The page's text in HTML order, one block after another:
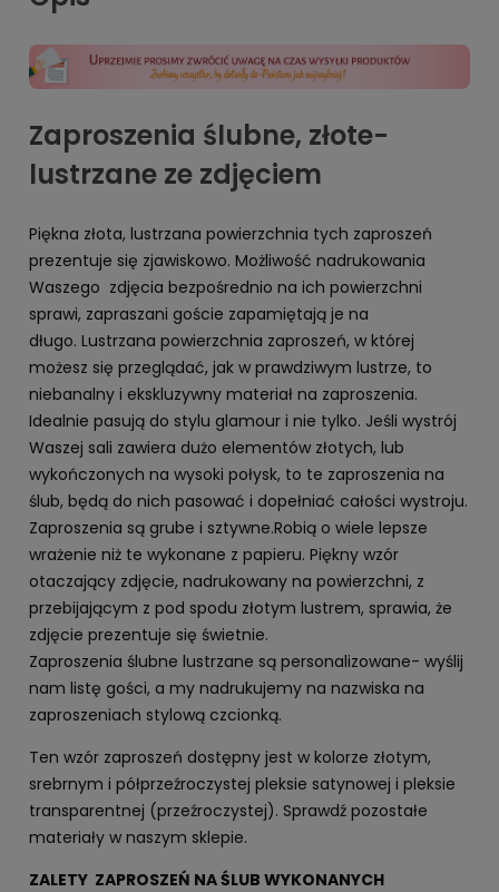
Zaproszenia ślubne, złote-
lustrzane ze zdjęciem
Piękna złota, lustrzana powierzchnia tych zaproszeń
prezentuje się zjawiskowo. Możliwość nadrukowania
Waszego zdjęcia bezpośrednio na ich powierzchni
sprawi, zapraszani goście zapamiętają je na
długo. Lustrzana powierzchnia zaproszeń, w której
możesz się przeglądać, jak w prawdziwym lustrze, to
niebanalny i ekskluzywny materiał na zaproszenia.
Idealnie pasują do stylu glamour i nie tylko. Jeśli wystrój
Waszej sali zawiera dużo elementów złotych, lub
wykończonych na wysoki połysk, to te zaproszenia na
ślub, będą do nich pasować i dopełniać całości wystroju.
Zaproszenia są grube i sztywne.Robią o wiele lepsze
wrażenie niż te wykonane z papieru. Piękny wzór
otaczający zdjęcie, nadrukowany na powierzchni, z
przebijającym z pod spodu złotym lustrem, sprawia, że
zdjęcie prezentuje się świetnie.
Zaproszenia ślubne lustrzane są personalizowane- wyślij
nam listę gości, a my nadrukujemy na nazwiska na
zaproszeniach stylową czcionką.
Ten wzór zaproszeń dostępny jest w kolorze złotym,
srebrnym i półprzeźroczystej pleksie satynowej i pleksie
transparentnej (przeźroczystej). Sprawdź pozostałe
materiały w naszym sklepie.
ZALETY ZAPROSZEŃ NA ŚLUB WYKONANYCH